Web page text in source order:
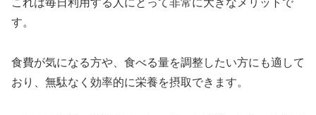
これは毎日利用する人にとって非常に大きなメリットで
す。
食費が気になる方や、食べる量を調整したい方にも適して
おり、無駄なく効率的に栄養を摂取できます。